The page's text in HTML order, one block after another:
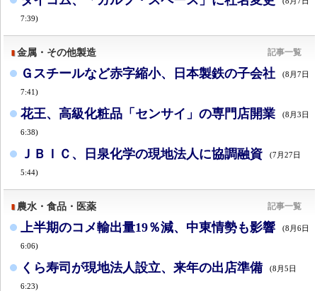
7:39)
金属・その他製造 記事一覧
Ｇスチールなど赤字縮小、日本製鉄の子会社 (8月7日
7:41)
花王、高級化粧品「センサイ」の専門店開業 (8月3日
6:38)
ＪＢＩＣ、日泉化学の現地法人に協調融資 (7月27日
5:44)
農水・食品・医薬 記事一覧
上半期のコメ輸出量19％減、中東情勢も影響 (8月6日
6:06)
くら寿司が現地法人設立、来年の出店準備 (8月5日
6:23)